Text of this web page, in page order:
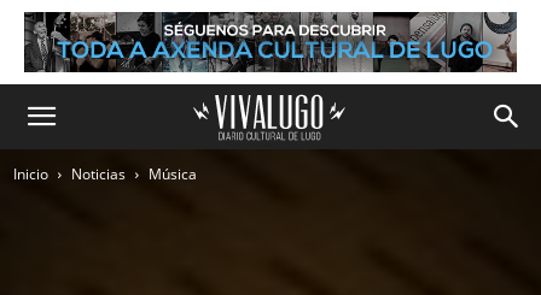
Inicio Noticias Música